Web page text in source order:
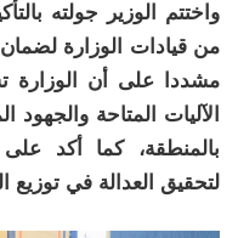
واختتم الوزير جولته
من قيادات الوزارة
مشددا على أن الوزارة
الآليات المتاحة
بالمنطقة، كما أكد
لتحقيق العدالة في توزيع